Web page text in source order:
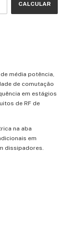
CALCULAR
média potência,
de comutação
em estágios
de RF de
na aba
em
dissipadores.